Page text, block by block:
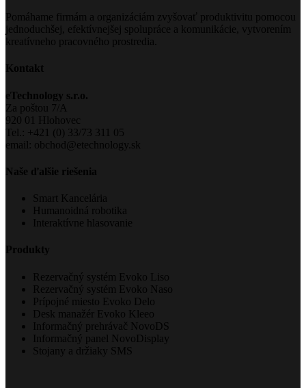
Pomáhame firmám a organizáciám zvyšovať produktivitu pomocou
jednoduchšej, efektívnejšej spolupráce a komunikácie, vytvorením
kreatívneho pracovného prostredia.
Kontakt
eTechnology s.r.o.
Za poštou 7/A
920 01 Hlohovec
Tel.: +421 (0) 33/73 311 05
email: obchod@etechnology.sk
Naše ďalšie riešenia
Smart Kancelária
Humanoidná robotika
Interaktívne hlasovanie
Produkty
Rezervačný systém Evoko Liso
Rezervačný systém Evoko Naso
Prípojné miesto Evoko Delo
Desk manažér Evoko Kleeo
Informačný prehrávač NovoDS
Informačný panel NovoDisplay
Stojany a držiaky SMS